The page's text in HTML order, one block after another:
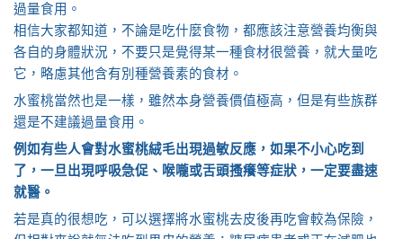
過量食用。
相信大家都知道，不論是吃什麼食物，都應該注意營養均衡與
各自的身體狀況，不要只是覺得某一種食材很營養，就大量吃
它，略慮其他含有別種營養素的食材。
水蜜桃當然也是一樣，雖然本身營養價值極高，但是有些族群
還是不建議過量食用。
例如有些人會對水蜜桃絨毛出現過敏反應，如果不小心吃到
了，一旦出現呼吸急促、喉嚨或舌頭搔癢等症狀，一定要盡速
就醫。
若是真的很想吃，可以選擇將水蜜桃去皮後再吃會較為保險，